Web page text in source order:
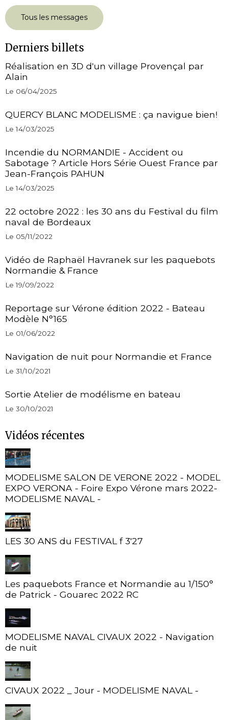
Tous les messages
Derniers billets
Réalisation en 3D d'un village Provençal par
Alain
Le 06/04/2025
QUERCY BLANC MODELISME : ça navigue bien!
Le 14/03/2025
Incendie du NORMANDIE - Accident ou
Sabotage ? Article Hors Série Ouest France par
Jean-François PAHUN
Le 14/03/2025
22 octobre 2022 : les 30 ans du Festival du film
naval de Bordeaux
Le 05/11/2022
Vidéo de Raphaël Havranek sur les paquebots
Normandie & France
Le 19/09/2022
Reportage sur Vérone édition 2022 - Bateau
Modèle N°165
Le 01/06/2022
Navigation de nuit pour Normandie et France
Le 31/10/2021
Sortie Atelier de modélisme en bateau
Le 30/10/2021
Vidéos récentes
MODELISME SALON DE VERONE 2022 - MODEL
EXPO VERONA - Foire Expo Vérone mars 2022-
MODELISME NAVAL -
LES 30 ANS du FESTIVAL f 3'27
Les paquebots France et Normandie au 1/150°
de Patrick - Gouarec 2022 RC
MODELISME NAVAL CIVAUX 2022 - Navigation
de nuit
CIVAUX 2022 _ Jour - MODELISME NAVAL -